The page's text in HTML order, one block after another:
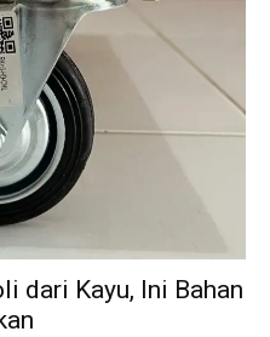
dari Kayu, Ini Bahan